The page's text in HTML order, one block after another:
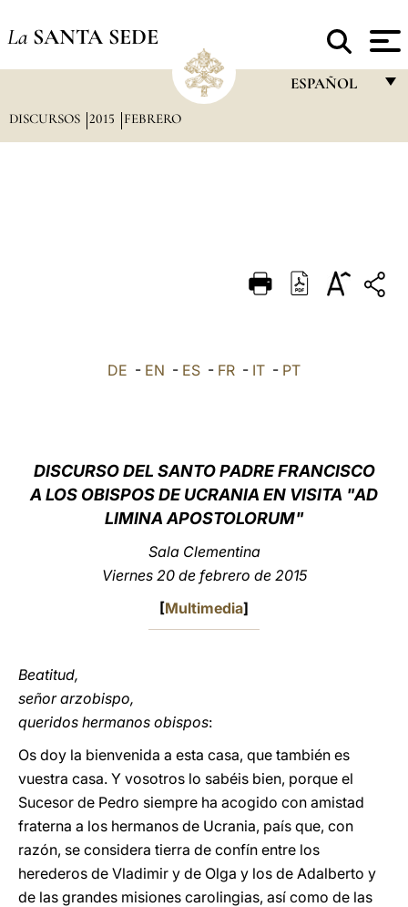
La SANTA SEDE
ESPAÑOL
DEUTSCH
العربيّة
DISCURSOS 2015 FEBRERO
DE - EN - ES - FR - IT - PT
DISCURSO DEL SANTO PADRE FRANCISCO
A LOS OBISPOS DE UCRANIA EN VISITA "AD
LIMINA APOSTOLORUM"
Sala Clementina
Viernes 20 de febrero de 2015
[Multimedia]
Beatitud,
señor arzobispo,
queridos hermanos obispos:
Os doy la bienvenida a esta casa, que también es
vuestra casa. Y vosotros lo sabéis bien, porque el
Sucesor de Pedro siempre ha acogido con amistad
fraterna a los hermanos de Ucrania, país que, con
razón, se considera tierra de confín entre los
herederos de Vladimir y de Olga y los de Adalberto y
de las grandes misiones carolingias, así como de las